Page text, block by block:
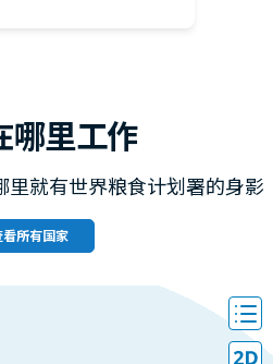
哪里工作
就有世界粮食计划署的身影
看所有国家